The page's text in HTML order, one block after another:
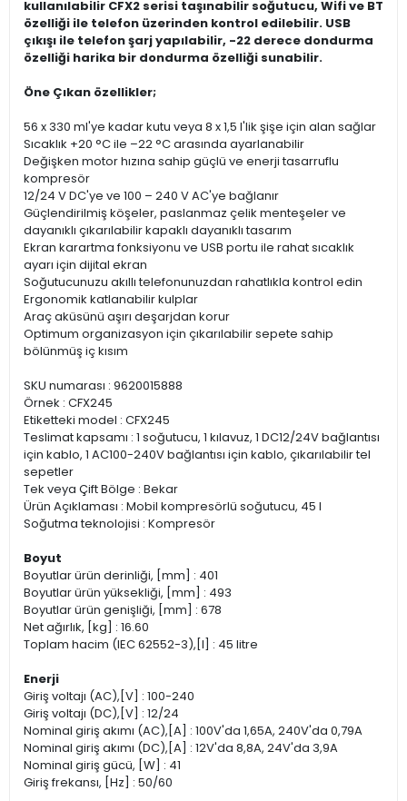
kullanılabilir CFX2 serisi taşınabilir soğutucu, Wifi ve BT
özelliği ile telefon üzerinden kontrol edilebilir. USB
çıkışı ile telefon şarj yapılabilir, -22 derece dondurma
özelliği harika bir dondurma özelliği sunabilir.
Öne Çıkan özellikler;
56 x 330 ml'ye kadar kutu veya 8 x 1,5 l'lik şişe için alan sağlar
Sıcaklık +20 °C ile –22 °C arasında ayarlanabilir
Değişken motor hızına sahip güçlü ve enerji tasarruflu
kompresör
12/24 V DC'ye ve 100 – 240 V AC'ye bağlanır
Güçlendirilmiş köşeler, paslanmaz çelik menteşeler ve
dayanıklı çıkarılabilir kapaklı dayanıklı tasarım
Ekran karartma fonksiyonu ve USB portu ile rahat sıcaklık
ayarı için dijital ekran
Soğutucunuzu akıllı telefonunuzdan rahatlıkla kontrol edin
Ergonomik katlanabilir kulplar
Araç aküsünü aşırı deşarjdan korur
Optimum organizasyon için çıkarılabilir sepete sahip
bölünmüş iç kısım
SKU numarası : 9620015888
Örnek : CFX245
Etiketteki model : CFX245
Teslimat kapsamı : 1 soğutucu, 1 kılavuz, 1 DC12/24V bağlantısı
için kablo, 1 AC100-240V bağlantısı için kablo, çıkarılabilir tel
sepetler
Tek veya Çift Bölge : Bekar
Ürün Açıklaması : Mobil kompresörlü soğutucu, 45 l
Soğutma teknolojisi : Kompresör
Boyut
Boyutlar ürün derinliği, [mm] : 401
Boyutlar ürün yüksekliği, [mm] : 493
Boyutlar ürün genişliği, [mm] : 678
Net ağırlık, [kg] : 16.60
Toplam hacim (IEC 62552-3),[l] : 45 litre
Enerji
Giriş voltajı (AC),[V] : 100-240
Giriş voltajı (DC),[V] : 12/24
Nominal giriş akımı (AC),[A] : 100V'da 1,65A, 240V'da 0,79A
Nominal giriş akımı (DC),[A] : 12V'da 8,8A, 24V'da 3,9A
Nominal giriş gücü, [W] : 41
Giriş frekansı, [Hz] : 50/60